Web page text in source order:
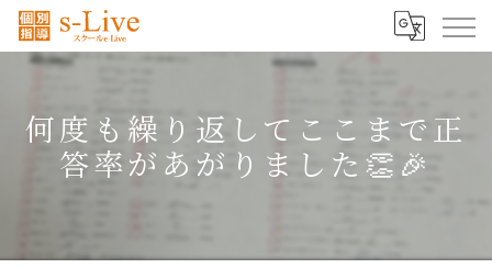
何度も繰り返してここまで正
答率があがりました👏🎉